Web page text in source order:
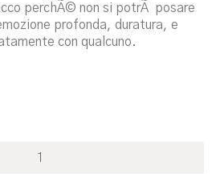
perchÃ© non si potrÃ posare
profonda, duratura, e
con qualcuno.